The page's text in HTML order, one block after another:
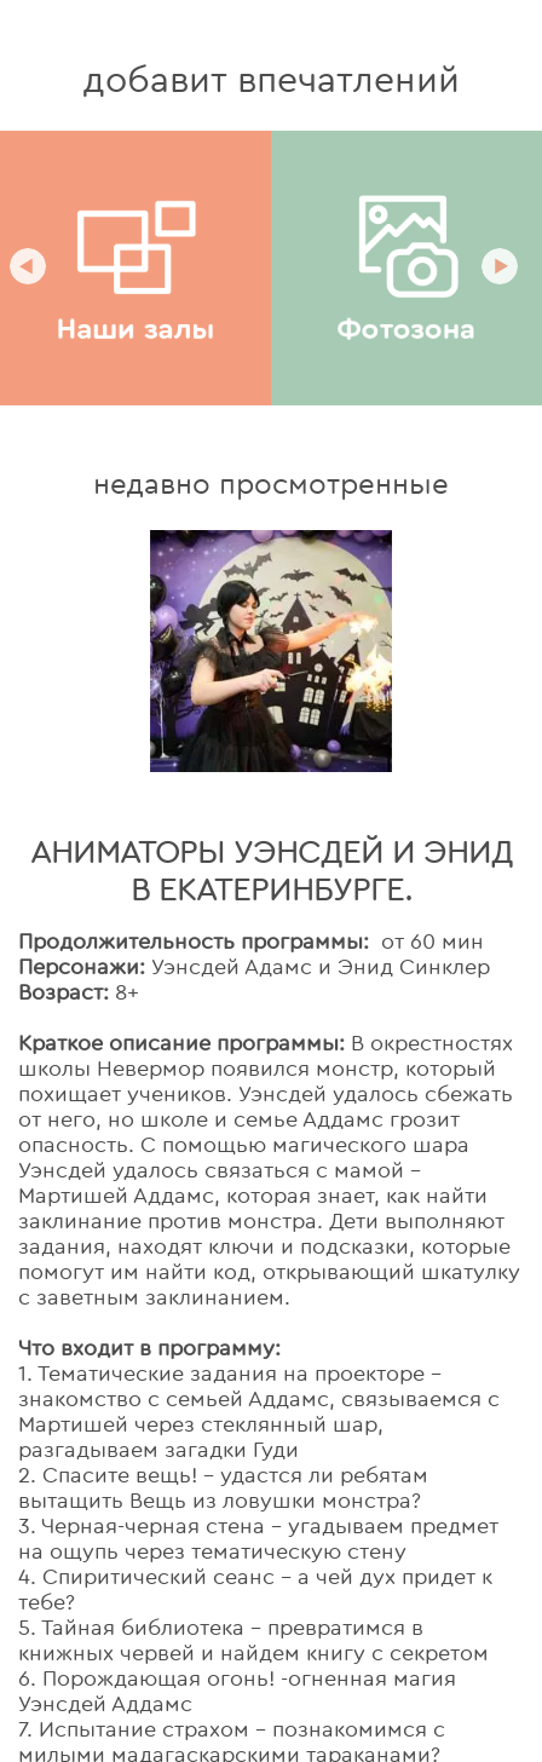
добавит впечатлений
недавно просмотренные
АНИМАТОРЫ УЭНСДЕЙ И ЭНИД
В ЕКАТЕРИНБУРГЕ.
Продолжительность программы: от 60 мин
Персонажи: Уэнсдей Адамс и Энид Синклер
Возраст: 8+
Краткое описание программы: В окрестностях
школы Невермор появился монстр, который
похищает учеников. Уэнсдей удалось сбежать
от него, но школе и семье Аддамс грозит
опасность. С помощью магического шара
Уэнсдей удалось связаться с мамой –
Мартишей Аддамс, которая знает, как найти
заклинание против монстра. Дети выполняют
задания, находят ключи и подсказки, которые
помогут им найти код, открывающий шкатулку
с заветным заклинанием.
Что входит в программу:
1. Тематические задания на проекторе -
знакомство с семьей Аддамс, связываемся с
Мартишей через стеклянный шар,
разгадываем загадки Гуди
2. Спасите вещь! – удастся ли ребятам
вытащить Вещь из ловушки монстра?
3. Черная-черная стена - угадываем предмет
на ощупь через тематическую стену
4. Спиритический сеанс – а чей дух придет к
тебе?
5. Тайная библиотека – превратимся в
книжных червей и найдем книгу с секретом
6. Порождающая огонь! -огненная магия
Уэнсдей Аддамс
7. Испытание страхом – познакомимся с
милыми мадагаскарскими тараканами?